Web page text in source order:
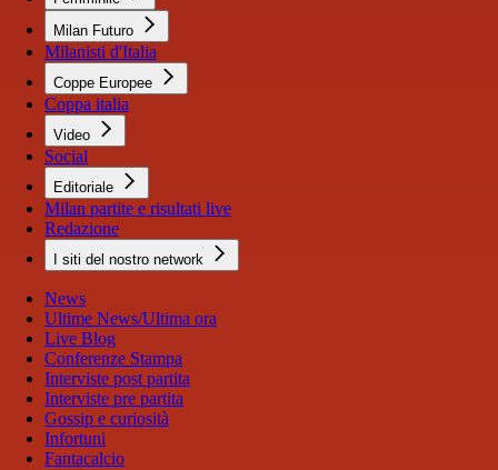
Milan Futuro
Milanisti d'Italia
Coppe Europee
Coppa italia
Video
Social
Editoriale
Milan partite e risultati live
Redazione
I siti del nostro network
News
Ultime News/Ultima ora
Live Blog
Conferenze Stampa
Interviste post partita
Interviste pre partita
Gossip e curiosità
Infortuni
Fantacalcio